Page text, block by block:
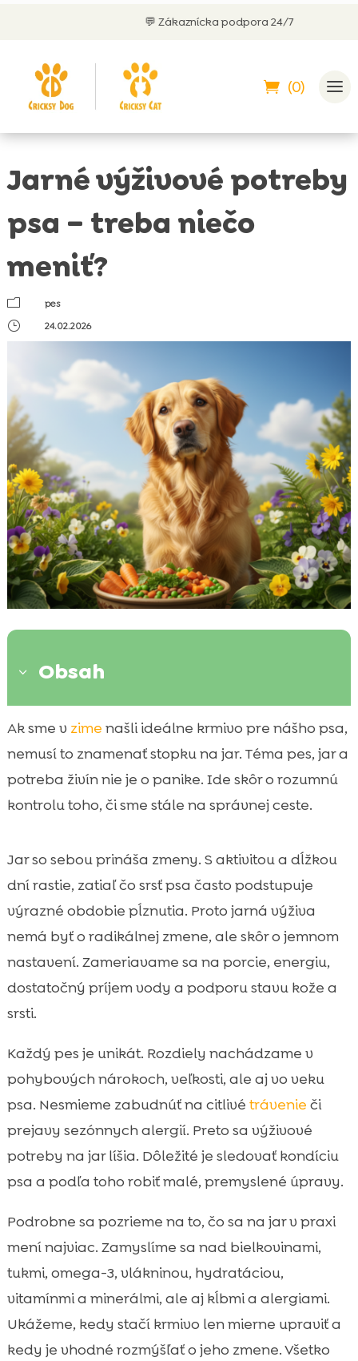
💬 Zákaznícka podpora 24/7
(0)
Jarné výživové potreby
psa – treba niečo
meniť?
m
pes
}
24.02.2026
3 Obsah
 Prečo jar mení potreby nášho psa
 pes jar potreba živín: čo sa v praxi
najčastejšie mení
Jarná kondícia a hmotnosť: upravujeme
alergie
 Tuky a omega-3: srsť, koža a sezónne
pĺznutie
 Sacharidy, vláknina a trávenie počas jari
 Hydratácia a jarné prehriatie: voda je
živina
 Kĺby a pohyb: viac prechádzok, viac
nárokov
Sezónne alergie a citlivá koža: výživa ako
Ako bezpečne prejdeme na nové krmivo
(ak sa rozhodneme meniť)
 CricksyDog na jar: praktické riešenia pre
FAQ
Ak sme v zime našli ideálne krmivo pre nášho psa,
nemusí to znamenať stopku na jar. Téma pes, jar a
potreba živín nie je o panike. Ide skôr o rozumnú
kontrolu toho, či sme stále na správnej ceste.
Jar so sebou prináša zmeny. S aktivitou a dĺžkou
dní rastie, zatiaľ čo srsť psa často podstupuje
výrazné obdobie pĺznutia. Proto jarná výživa
nemá byť o radikálnej zmene, ale skôr o jemnom
nastavení. Zameriavame sa na porcie, energiu,
dostatočný príjem vody a podporu stavu kože a
srsti.
Každý pes je unikát. Rozdiely nachádzame v
pohybových nárokoch, veľkosti, ale aj vo veku
psa. Nesmieme zabudnúť na citlivé trávenie či
prejavy sezónnych alergií. Preto sa výživové
potreby na jar líšia. Dôležité je sledovať kondíciu
psa a podľa toho robiť malé, premyslené úpravy.
Podrobne sa pozrieme na to, čo sa na jar v praxi
mení najviac. Zamyslíme sa nad bielkovinami,
tukmi, omega-3, vlákninou, hydratáciou,
vitamínmi a minerálmi, ale aj kĺbmi a alergiami.
Ukážeme, kedy stačí krmivo len mierne upraviť a
kedy je vhodné rozmýšľať o jeho zmene. Všetko